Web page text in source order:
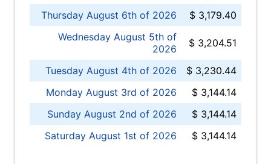
Thursday August 6th of 2026
$ 3,179.40
Wednesday August 5th of
2026
$ 3,204.51
Tuesday August 4th of 2026
$ 3,230.44
Monday August 3rd of 2026
$ 3,144.14
Sunday August 2nd of 2026
$ 3,144.14
Saturday August 1st of 2026
$ 3,144.14